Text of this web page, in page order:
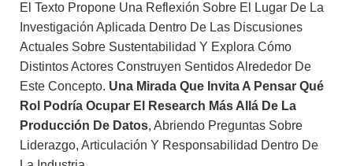
El Texto Propone Una Reflexión Sobre El Lugar De La
Investigación Aplicada Dentro De Las Discusiones
Actuales Sobre Sustentabilidad Y Explora Cómo
Distintos Actores Construyen Sentidos Alrededor De
Este Concepto. Una Mirada Que Invita A Pensar Qué
Rol Podría Ocupar El Research Más Allá De La
Producción De Datos, Abriendo Preguntas Sobre
Liderazgo, Articulación Y Responsabilidad Dentro De